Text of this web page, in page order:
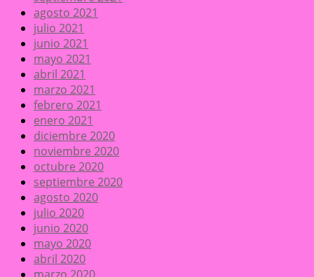
agosto 2021
julio 2021
junio 2021
mayo 2021
abril 2021
marzo 2021
febrero 2021
enero 2021
diciembre 2020
noviembre 2020
octubre 2020
septiembre 2020
agosto 2020
julio 2020
junio 2020
mayo 2020
abril 2020